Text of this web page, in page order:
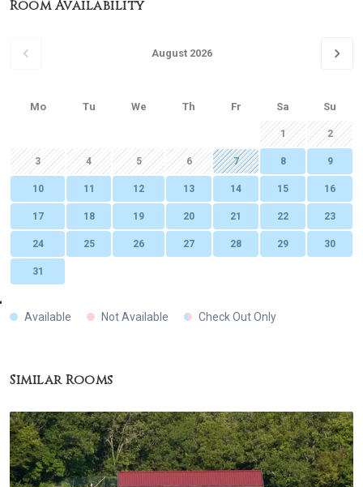
Room Availability
August 2026
Mo Tu We Th Fr Sa Su
1 2
3 4 5 6 7 8 9
10 11 12 13 14 15 16
17 18 19 20 21 22 23
24 25 26 27 28 29 30
31
Available Not Available Check Out Only
Similar Rooms